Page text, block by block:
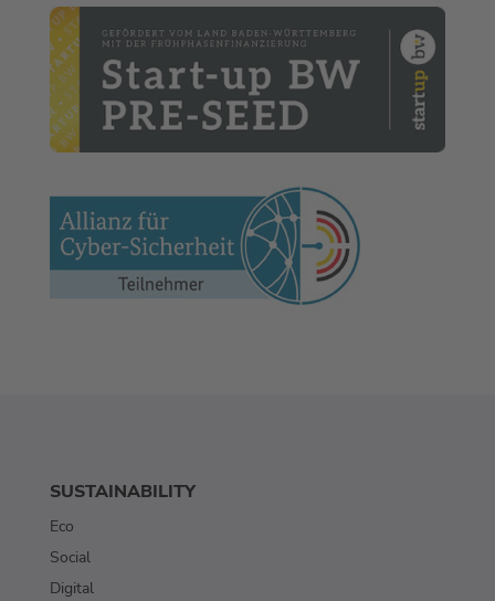
SUSTAINABILITY
Eco
Social
Digital